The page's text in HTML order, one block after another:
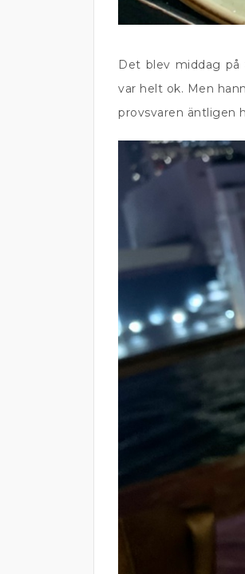
Det blev middag på
var helt ok. Men
provsvaren äntligen